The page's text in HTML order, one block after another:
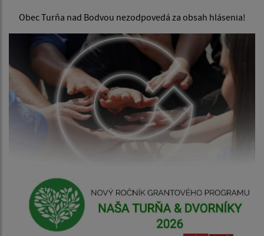
Obec Turňa nad Bodvou nezodpovedá za obsah hlásenia!